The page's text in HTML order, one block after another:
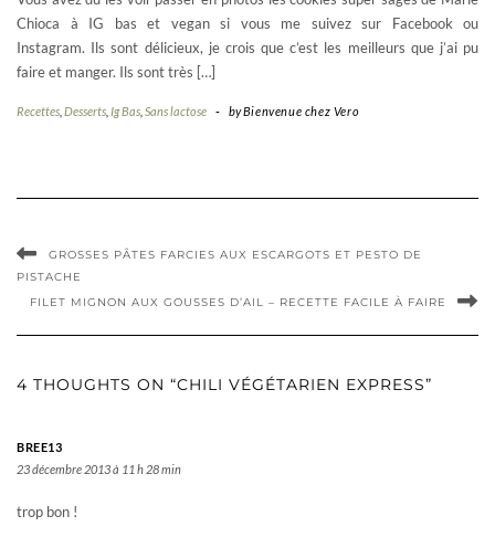
Chioca à IG bas et vegan si vous me suivez sur Facebook ou
Instagram. Ils sont délicieux, je crois que c’est les meilleurs que j’ai pu
faire et manger. Ils sont très […]
Recettes Desserts Ig Bas Sans lactose - byBienvenue chez Vero
GROSSES PÂTES FARCIES AUX ESCARGOTS ET PESTO DE
PISTACHE
FILET MIGNON AUX GOUSSES D’AIL – RECETTE FACILE À FAIRE
4 THOUGHTS ON “CHILI VÉGÉTARIEN EXPRESS”
BREE13
23 décembre 2013 à 11 h 28 min
trop bon !